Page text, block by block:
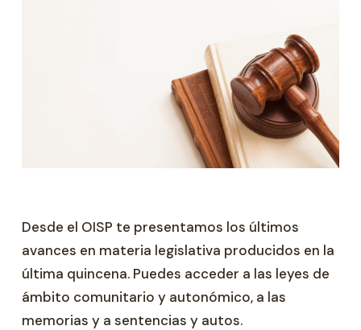
Desde el OISP te presentamos los últimos
avances en materia legislativa producidos en la
última quincena. Puedes acceder a las leyes de
ámbito comunitario y autonómico, a las
memorias y a sentencias y autos.